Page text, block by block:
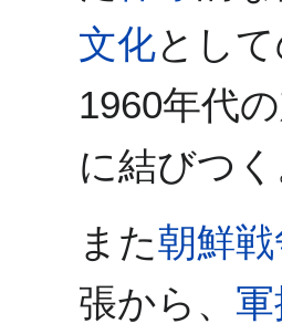
文化とし
1960年代
に結びつ
また朝鮮
張から、